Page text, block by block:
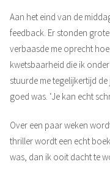
Aan het eind van de
feedback. Er stonden
verbaasde me oprecht
kwetsbaarheid die ik
stuurde me tegelijkertijd
goed was. ‘Je kan echt
Over een paar weken
thriller wordt een echt
was, dan ik ooit dacht te